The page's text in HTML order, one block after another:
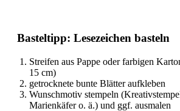
Basteltipp: Lesezeichen basteln
Streifen aus Pappe oder farbigen
15 cm)
getrocknete bunte Blätter aufkleben
Wunschmotiv stempeln
Marienkäfer o. ä.) und ggf. ausmalen